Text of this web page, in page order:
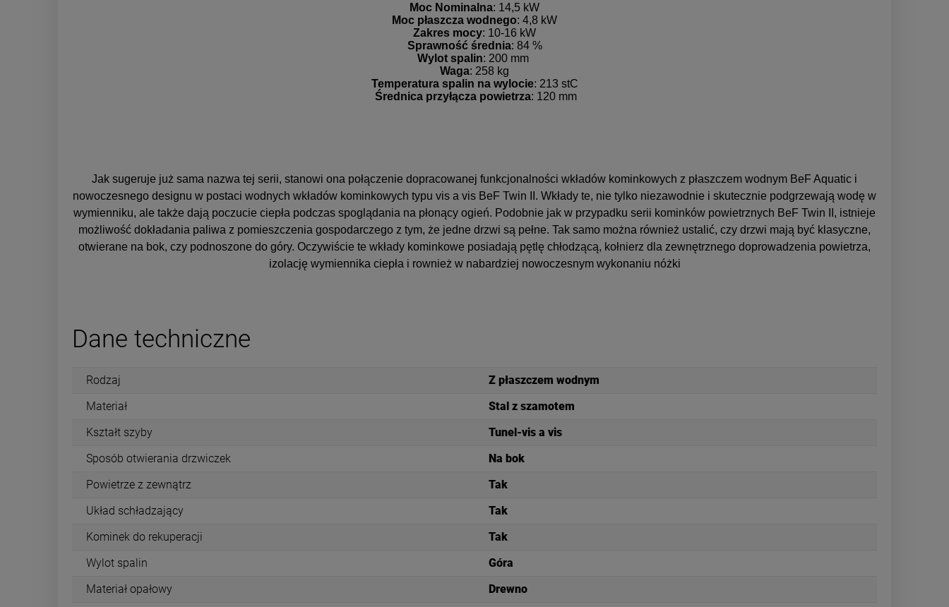
Moc Nominalna: 14,5 kW
Moc płaszcza wodnego: 4,8 kW
Zakres mocy: 10-16 kW
Sprawność średnia: 84 %
Wylot spalin: 200 mm
Waga: 258 kg
Temperatura spalin na wylocie: 213 stC
Średnica przyłącza powietrza: 120 mm
Jak sugeruje już sama nazwa tej serii, stanowi ona połączenie dopracowanej funkcjonalności wkładów kominkowych z płaszczem wodnym BeF Aquatic i
nowoczesnego designu w postaci wodnych wkładów kominkowych typu vis a vis BeF Twin II. Wkłady te, nie tylko niezawodnie i skutecznie podgrzewają wodę w
wymienniku, ale także dają poczucie ciepła podczas spoglądania na płonący ogień. Podobnie jak w przypadku serii kominków powietrznych BeF Twin II, istnieje
możliwość dokładania paliwa z pomieszczenia gospodarczego z tym, że jedne drzwi są pełne. Tak samo można również ustalić, czy drzwi mają być klasyczne,
otwierane na bok, czy podnoszone do góry. Oczywiście te wkłady kominkowe posiadają pętlę chłodzącą, kołnierz dla zewnętrznego doprowadzenia powietrza,
izolację wymiennika ciepła i rownież w nabardziej nowoczesnym wykonaniu nóżki
Dane techniczne
Rodzaj
Z płaszczem wodnym
Materiał
Stal z szamotem
Kształt szyby
Tunel-vis a vis
Sposób otwierania drzwiczek
Na bok
Powietrze z zewnątrz
Tak
Układ schładzający
Tak
Kominek do rekuperacji
Tak
Wylot spalin
Góra
Materiał opałowy
Drewno